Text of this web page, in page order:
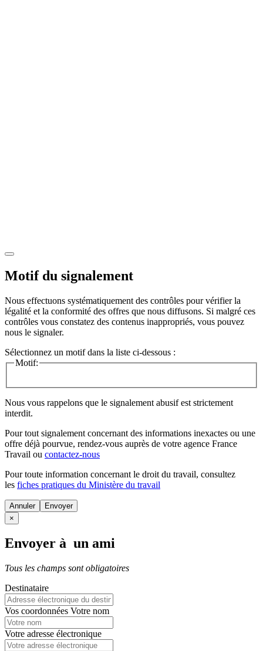
Motif du signalement
Nous effectuons systématiquement des contrôles pour vérifier la
légalité et la conformité des offres que nous diffusons. Si malgré ces
contrôles vous constatez des contenus inappropriés, vous pouvez
nous le signaler.
Sélectionnez un motif dans la liste ci-dessous :
Motif:
Nous vous rappelons que le signalement abusif est strictement
interdit.
Pour tout signalement concernant des informations inexactes ou une
offre déjà pourvue, rendez-vous auprès de votre agence France
Travail ou contactez-nous
Pour toute information concernant le droit du travail, consultez
les fiches pratiques du Ministère du travail
Annuler
×
Envoyer à un ami
Tous les champs sont obligatoires
Destinataire
Vos coordonnées Votre nom
Votre adresse électronique